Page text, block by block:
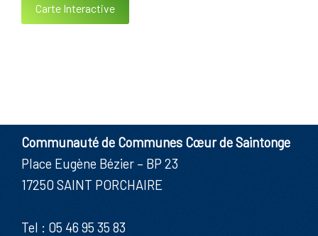
Carte Interactive
Communauté de Communes Cœur de Saintonge
Place Eugène Bézier – BP 23
17250 SAINT PORCHAIRE
Tel : 05 46 95 35 83